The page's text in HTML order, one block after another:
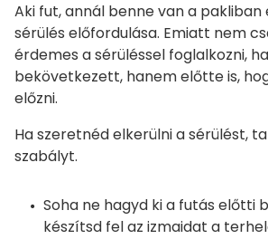
Aki fut, annál benne van a pakliban
sérülés előfordulása. Emiatt nem
érdemes a sérüléssel foglalkozni,
bekövetkezett, hanem előtte is,
előzni.
Ha szeretnéd elkerülni a sérülést,
szabályt.
Soha ne hagyd ki a futás előtti
készítsd fel az izmaidat a